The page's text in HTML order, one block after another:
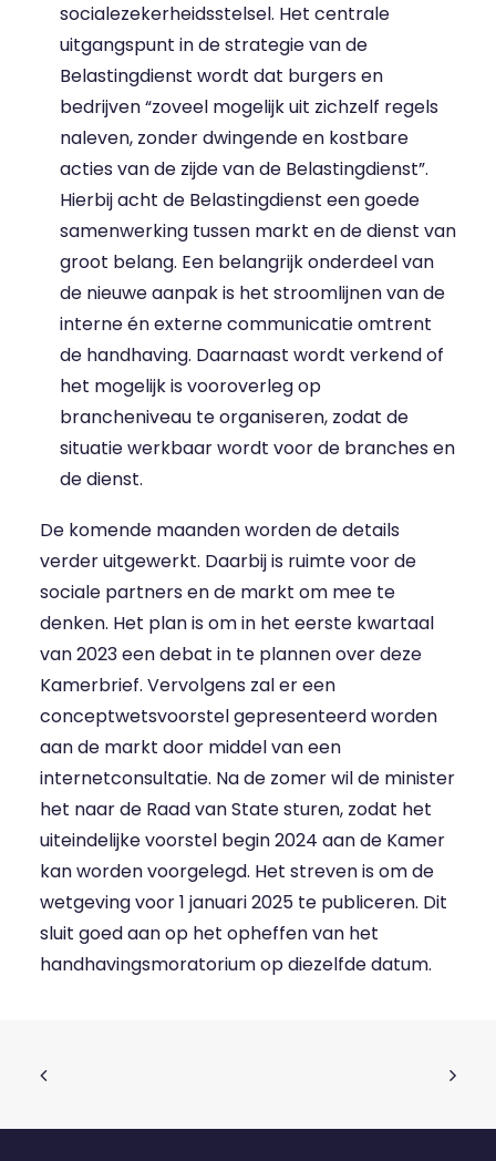
socialezekerheidsstelsel. Het centrale
uitgangspunt in de strategie van de
Belastingdienst wordt dat burgers en
bedrijven “zoveel mogelijk uit zichzelf regels
naleven, zonder dwingende en kostbare
acties van de zijde van de Belastingdienst”.
Hierbij acht de Belastingdienst een goede
samenwerking tussen markt en de dienst van
groot belang. Een belangrijk onderdeel van
de nieuwe aanpak is het stroomlijnen van de
interne én externe communicatie omtrent
de handhaving. Daarnaast wordt verkend of
het mogelijk is vooroverleg op
brancheniveau te organiseren, zodat de
situatie werkbaar wordt voor de branches en
de dienst.
De komende maanden worden de details
verder uitgewerkt. Daarbij is ruimte voor de
sociale partners en de markt om mee te
denken. Het plan is om in het eerste kwartaal
van 2023 een debat in te plannen over deze
Kamerbrief. Vervolgens zal er een
conceptwetsvoorstel gepresenteerd worden
aan de markt door middel van een
internetconsultatie. Na de zomer wil de minister
het naar de Raad van State sturen, zodat het
uiteindelijke voorstel begin 2024 aan de Kamer
kan worden voorgelegd. Het streven is om de
wetgeving voor 1 januari 2025 te publiceren. Dit
sluit goed aan op het opheffen van het
handhavingsmoratorium op diezelfde datum.